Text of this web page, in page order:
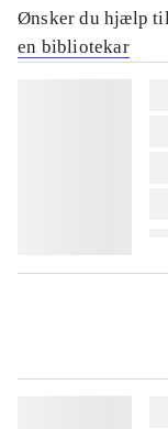
Ønsker du hjælp til
en bibliotekar